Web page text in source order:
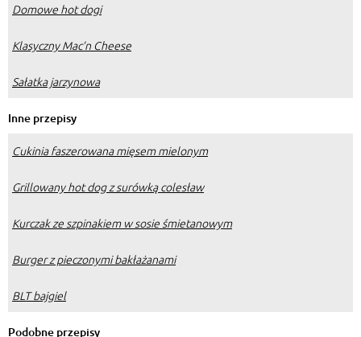
Domowe hot dogi
Klasyczny Mac’n Cheese
Sałatka jarzynowa
Inne przepisy
Cukinia faszerowana mięsem mielonym
Grillowany hot dog z surówką colesław
Kurczak ze szpinakiem w sosie śmietanowym
Burger z pieczonymi bakłażanami
BLT bajgiel
Podobne przepisy